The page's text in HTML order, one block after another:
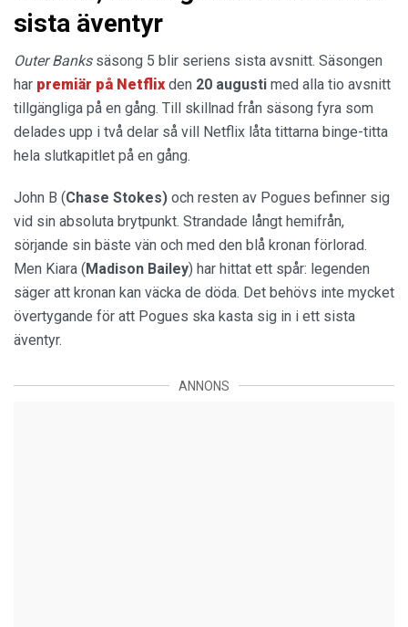
sista äventyr
Outer Bankssäsong 5 blir seriens sista avsnitt. Säsongen
har premiär på Netflix den 20 augusti med alla tio avsnitt
tillgängliga på en gång. Till skillnad från säsong fyra som
delades upp i två delar så vill Netflix låta tittarna binge-titta
hela slutkapitlet på en gång.
John B (Chase Stokes) och resten av Pogues befinner sig
vid sin absoluta brytpunkt. Strandade långt hemifrån,
sörjande sin bäste vän och med den blå kronan förlorad.
Men Kiara (Madison Bailey) har hittat ett spår: legenden
säger att kronan kan väcka de döda. Det behövs inte mycket
övertygande för att Pogues ska kasta sig in i ett sista
äventyr.
ANNONS